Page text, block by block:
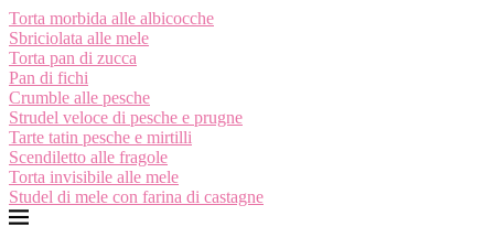
Torta morbida alle albicocche
Sbriciolata alle mele
Torta pan di zucca
Pan di fichi
Crumble alle pesche
Strudel veloce di pesche e prugne
Tarte tatin pesche e mirtilli
Scendiletto alle fragole
Torta invisibile alle mele
Studel di mele con farina di castagne